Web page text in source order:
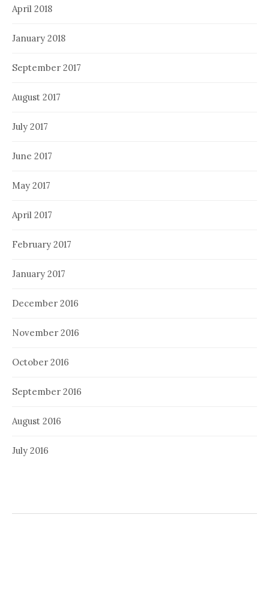
April 2018
January 2018
September 2017
August 2017
July 2017
June 2017
May 2017
April 2017
February 2017
January 2017
December 2016
November 2016
October 2016
September 2016
August 2016
July 2016